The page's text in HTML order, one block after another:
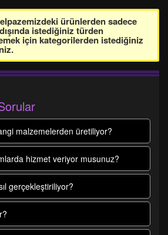
ürünlerden sadece
istediğiniz türden
için kategorilerden istediğiniz
malzemelerden üretiliyor?
hizmet veriyor musunuz?
gerçekleştiriliyor?